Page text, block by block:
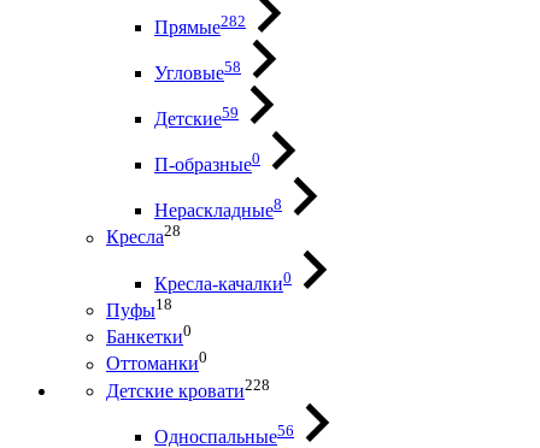
Прямые282
Угловые58
Детские59
П-образные0
Нераскладные8
Кресла28
Кресла-качалки0
Пуфы18
Банкетки0
Оттоманки0
Детские кровати228
Односпальные56